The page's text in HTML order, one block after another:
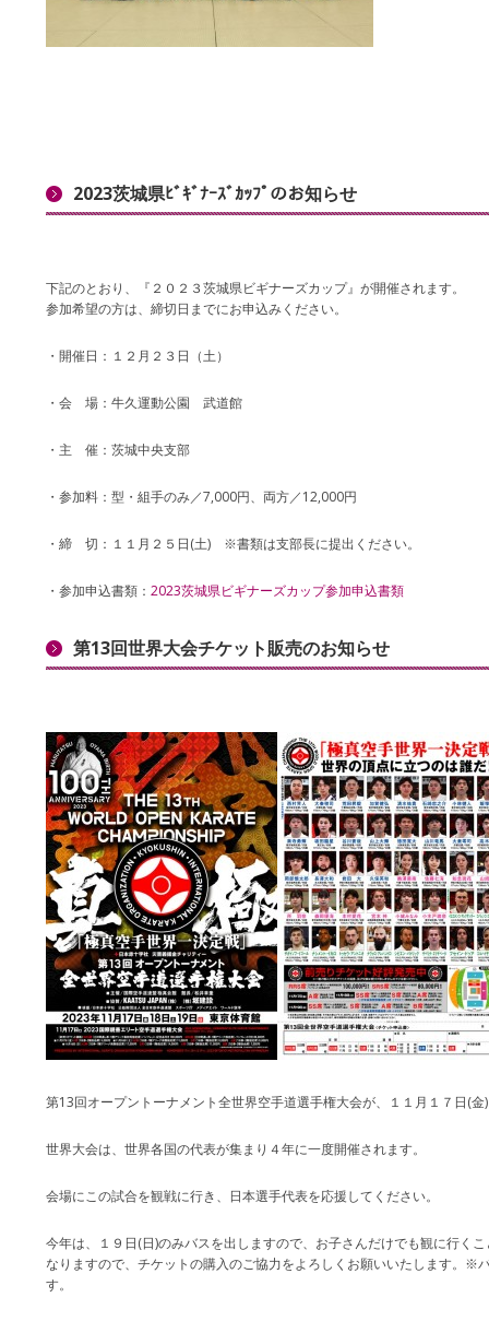
2023茨城県ﾋﾞｷﾞﾅｰｽﾞｶｯﾌﾟのお知らせ
下記のとおり、『２０２３茨城県ビギナーズカップ』が開催されます。
参加希望の方は、締切日までにお申込みください。
・開催日：１２月２３日（土）
・会 場：牛久運動公園 武道館
・主 催：茨城中央支部
・参加料：型・組手のみ／7,000円、両方／12,000円
・締 切：１１月２５日(土) ※書類は支部長に提出ください。
・参加申込書類： 2023茨城県ビギナーズカップ参加申込書類
第13回世界大会チケット販売のお知らせ
第13回オープントーナメント全世界空手道選手権大会が、１１月１７日(金
世界大会は、世界各国の代表が集まり４年に一度開催されます。
会場にこの試合を観戦に行き、日本選手代表を応援してください。
今年は、１９日(日)のみバスを出しますので、お子さんだけでも観に行く
なりますので、チケットの購入のご協力をよろしくお願いいたします。※
す。